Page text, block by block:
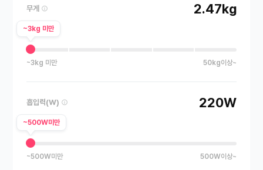
무게 2.47kg
~3kg 미만
~3kg 미만 50kg이상~
흡입력(W) 220W
~500W미만
~500W미만 500W이상~